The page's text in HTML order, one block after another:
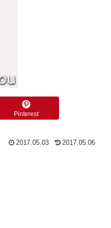
Pinterest
2017.05.03 2017.05.06